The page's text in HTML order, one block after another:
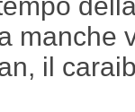
manche
il